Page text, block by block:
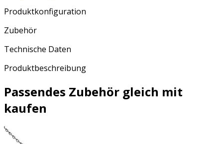
Produktkonfiguration
Zubehör
Technische Daten
Produktbeschreibung
Passendes Zubehör gleich mit
kaufen